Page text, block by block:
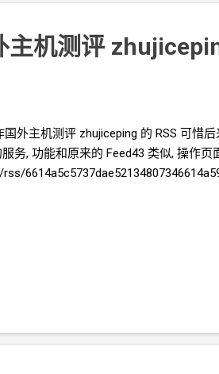
主机测评
国外主机测评 zhujiceping 的 RSS 可惜
务, 功能和原来的 Feed43 类似, 操作页